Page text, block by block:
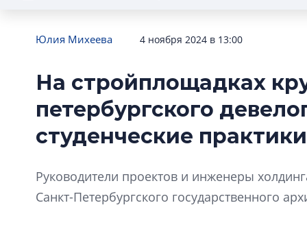
Юлия Михеева 4 ноября 2024 в 13:00
На стройплощадках
петербургского
студенческие практики
Руководители проектов и инженеры
Санкт-Петербургского государственного